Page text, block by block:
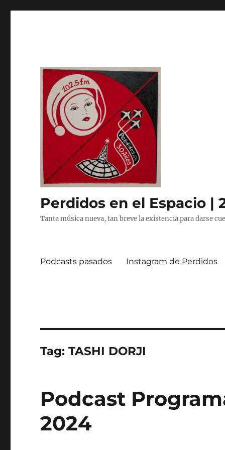
Perdidos en el Espacio |
Tanta música nueva, tan breve la existencia para darse
Podcasts pasados Instagram de Perdidos
Tag:TASHI DORJI
Podcast
2024